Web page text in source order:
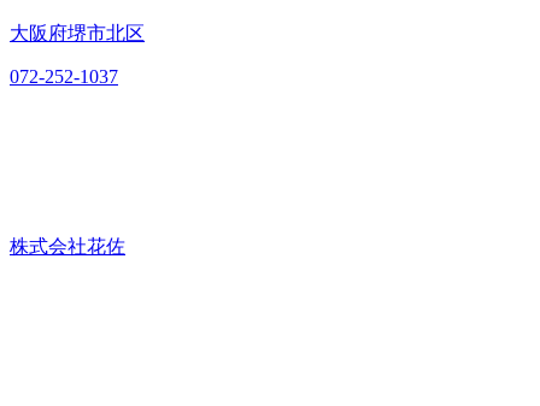
大阪府堺市北区
072-252-1037
株式会社花佐